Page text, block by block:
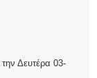
Δευτέρα 03-